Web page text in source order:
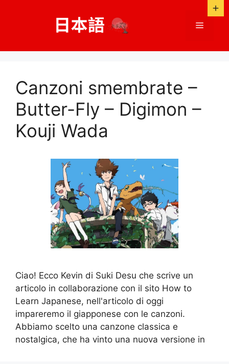
Menù
Canzoni smembrate –
Butter-Fly – Digimon –
Kouji Wada
Ciao! Ecco Kevin di Suki Desu che scrive un
articolo in collaborazione con il sito How to
Learn Japanese, nell'articolo di oggi
impareremo il giapponese con le canzoni.
Abbiamo scelto una canzone classica e
nostalgica, che ha vinto una nuova versione in